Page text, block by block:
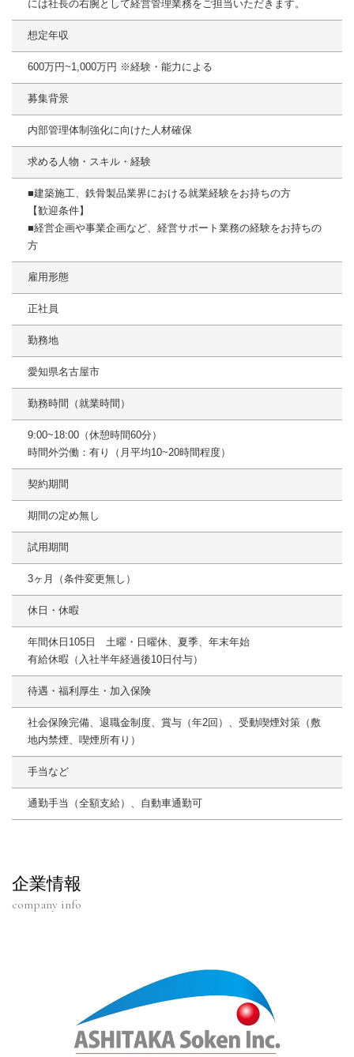
には社長の右腕として経営管理業務をご担当いただきます。
想定年収
600万円~1,000万円 ※経験・能力による
募集背景
内部管理体制強化に向けた人材確保
求める人物・スキル・経験
■建築施工、鉄骨製品業界における就業経験をお持ちの方
【歓迎条件】
■経営企画や事業企画など、経営サポート業務の経験をお持ちの
方
雇用形態
正社員
勤務地
愛知県名古屋市
勤務時間（就業時間）
9:00~18:00（休憩時間60分）
時間外労働：有り（月平均10~20時間程度）
契約期間
期間の定め無し
試用期間
3ヶ月（条件変更無し）
休日・休暇
年間休日105日 土曜・日曜休、夏季、年末年始
有給休暇（入社半年経過後10日付与）
待遇・福利厚生・加入保険
社会保険完備、退職金制度、賞与（年2回）、受動喫煙対策（敷
地内禁煙、喫煙所有り）
手当など
通勤手当（全額支給）、自動車通勤可
企業情報
company info